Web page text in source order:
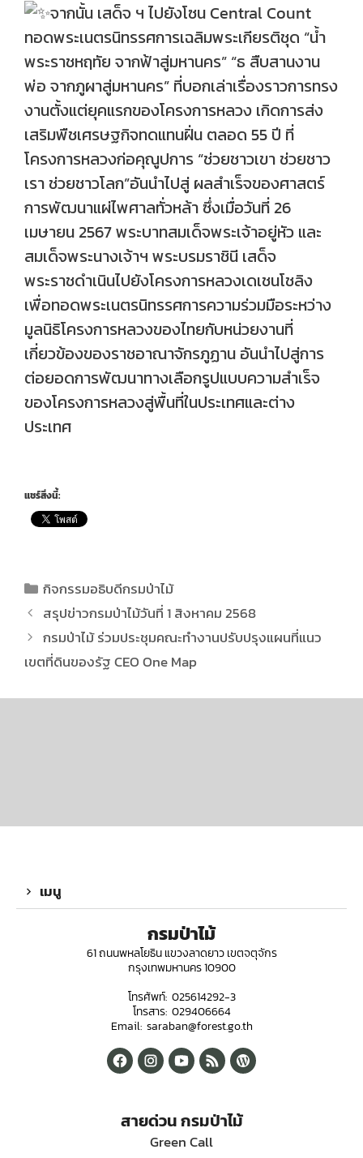
จากนั้น เสด็จ ฯ ไปยังโซน Central Count
ทอดพระเนตรนิทรรศการเฉลิมพระเกียรติชุด “น้ำ
พระราชหฤทัย จากฟ้าสู่มหานคร” “ธ สืบสานงาน
พ่อ จากภูผาสู่มหานคร” ที่บอกเล่าเรื่องราวการทรง
งานตั้งแต่ยุคแรกของโครงการหลวง เกิดการส่ง
เสริมพืชเศรษฐกิจทดแทนฝิ่น ตลอด 55 ปี ที่
โครงการหลวงก่อคุณูปการ “ช่วยชาวเขา ช่วยชาว
เรา ช่วยชาวโลก”อันนำไปสู่ ผลสำเร็จของศาสตร์
การพัฒนาแผ่ไพศาลทั่วหล้า ซึ่งเมื่อวันที่ 26
เมษายน 2567 พระบาทสมเด็จพระเจ้าอยู่หัว และ
สมเด็จพระนางเจ้าฯ พระบรมราชินี เสด็จ
พระราชดำเนินไปยังโครงการหลวงเดเชนโชลิง
เพื่อทอดพระเนตรนิทรรศการความร่วมมือระหว่าง
มูลนิธิโครงการหลวงของไทยกับหน่วยงานที่
เกี่ยวข้องของราชอาณาจักรภูฏาน อันนำไปสู่การ
ต่อยอดการพัฒนาทางเลือกรูปแบบความสำเร็จ
ของโครงการหลวงสู่พื้นที่ในประเทศและต่าง
ประเทศ
แชร์สิ่งนี้:
กิจกรรมอธิบดีกรมป่าไม้
สรุปข่าวกรมป่าไม้วันที่ 1 สิงหาคม 2568
กรมป่าไม้ ร่วมประชุมคณะทำงานปรับปรุงแผนที่แนว
เขตที่ดินของรัฐ CEO One Map
เมนู
กรมป่าไม้
61 ถนนพหลโยธิน แขวงลาดยาว เขตจตุจักร
กรุงเทพมหานคร 10900
โทรศัพท์: 025614292-3
โทรสาร: 029406664
Email: saraban@forest.go.th
สายด่วน กรมป่าไม้
Green Call